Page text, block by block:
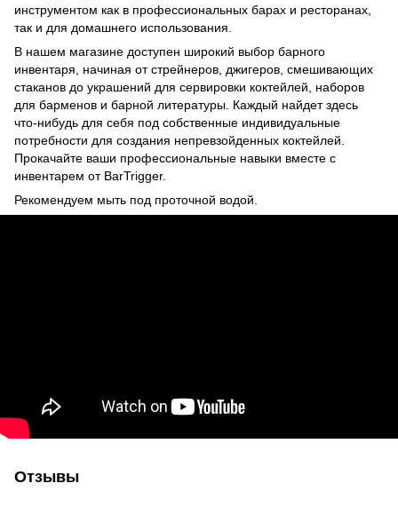
инструментом как в профессиональных барах и ресторанах,
так и для домашнего использования.
В нашем магазине доступен широкий выбор барного
инвентаря, начиная от стрейнеров, джигеров, смешивающих
стаканов до украшений для сервировки коктейлей, наборов
для барменов и барной литературы. Каждый найдет здесь
что-нибудь для себя под собственные индивидуальные
потребности для создания непревзойденных коктейлей.
Прокачайте ваши профессиональные навыки вместе с
инвентарем от BarTrigger.
Рекомендуем мыть под проточной водой.
Отзывы